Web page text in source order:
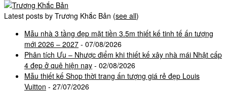
Latest posts by Trương Khắc Bản (see all)
Mẫu nhà 3 tầng đẹp mặt tiền 3.5m thiết kế tinh tế ấn tượng
mới 2026 – 2027 - 07/08/2026
Phân tích Ưu – Nhược điểm khi thiết kế xây nhà mái Nhật cấp
4 đẹp ở quê hiện nay - 02/08/2026
Mẫu thiết kế Shop thời trang ấn tượng giá rẻ đẹp Louis
Vuitton - 27/07/2026